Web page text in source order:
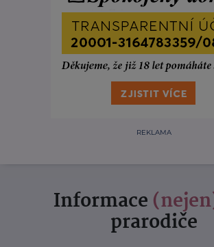
REKLAMA
Informace
prarodiče